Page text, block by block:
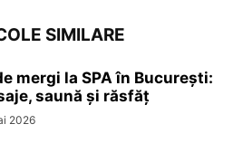
SIMILARE
mergi la SPA în București:
saună și răsfăț
2026